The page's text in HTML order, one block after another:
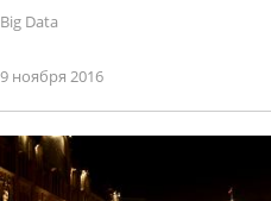
Big Data
9 ноября 2016